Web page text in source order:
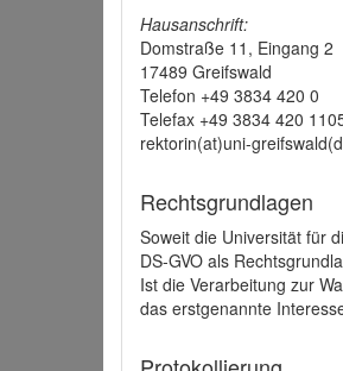
Hausanschrift:
Domstraße 11, Eingang 2
17489 Greifswald
Telefon +49 3834 420 0
Telefax +49 3834 420
rektorin(at)uni-
Rechtsgrundlagen
Soweit die Universität für
DS-GVO als
Ist die Verarbeitung zur
das erstgenannte